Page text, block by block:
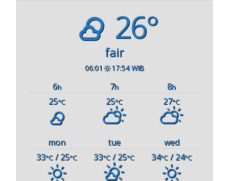
26°
fair
06:01 17:54 WIB
6h 7h 8h
25°C 25°C 27°C
mon tue
wed
33°C / 25°C 33°C / 25°C 34°C/ 24°C